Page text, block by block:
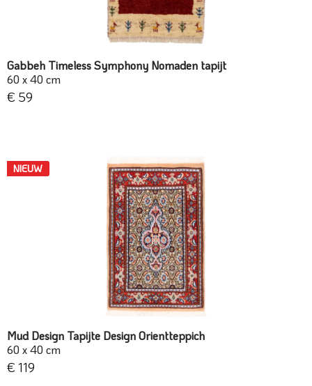
Gabbeh Timeless Symphony Nomaden tapijt
60 x 40 cm
€ 59
NIEUW
Mud Design Tapijte Design Orientteppich
60 x 40 cm
€ 119